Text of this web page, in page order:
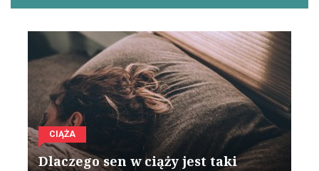
CIĄŻA
Dlaczego sen w ciąży jest taki